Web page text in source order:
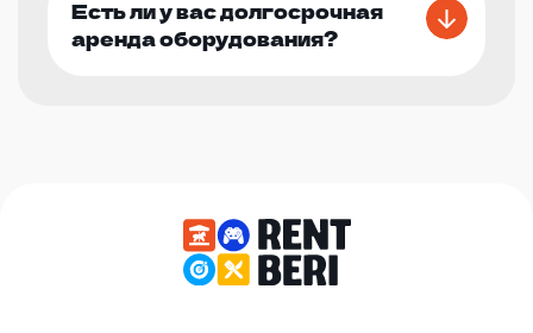
Есть ли у вас долгосрочная
аренда оборудования?